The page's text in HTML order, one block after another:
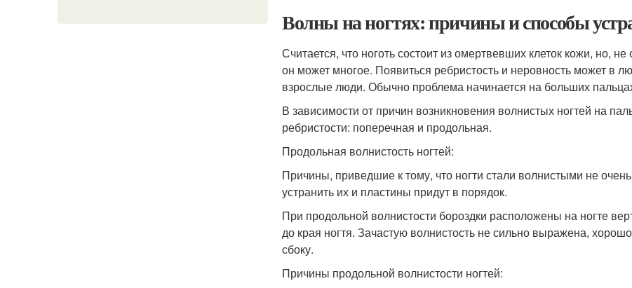
Волны на ногтях: причины и способы
Считается, что ноготь состоит из омертвевших клеток кожи, но,
он может многое. Появиться ребристость и неровность может в
взрослые люди. Обычно проблема начинается на больших
В зависимости от причин возникновения волнистых ногтей на
ребристости: поперечная и продольная.
Продольная волнистость ногтей:
Причины, приведшие к тому, что ногти стали волнистыми не
устранить их и пластины придут в порядок.
При продольной волнистости бороздки расположены на ногте
до края ногтя. Зачастую волнистость не сильно выражена,
сбоку.
Причины продольной волнистости ногтей: